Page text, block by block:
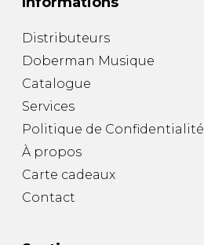
Distributeurs
Doberman Musique
Catalogue
Services
Politique de Confidentialité
À propos
Carte cadeaux
Contact